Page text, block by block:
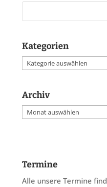
Kategorien
Kategorien
Archiv
Archiv
Termine
Alle unsere Termine